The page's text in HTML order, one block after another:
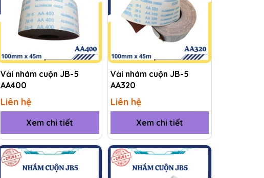
Vải nhám cuộn JB-5
AA400
Liên hệ
Xem chi tiết
Vải nhám cuộn JB-5
AA320
Liên hệ
Xem chi tiết